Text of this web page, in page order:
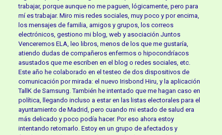
trabajar, porque aunque no me paguen, lógicamente, pero para
mí es trabajar. Miro mis redes sociales, muy poco y por encima,
los mensajes de familia, amigos y grupos, los correos
electrónicos, gestiono mi blog, web y asociación Juntos
Venceremos ELA, leo libros, menos de los que me gustaría,
atiendo dudas de compañeros enfermos o hipocondríacos
asustados que me escriben en el blog o redes sociales, etc.
Este año he colaborado en el testeo de dos dispositivos de
comunicación por mirada: el nuevo Irisbond Hiru, y la aplicación
TallK de Samsung. También he intentado que me hagan caso en
política, llegando incluso a estar en las listas electorales para el
ayuntamiento de Madrid, pero cuando mi estado de salud era
más delicado y poco podía hacer. Por eso ahora estoy
intentando retomarlo. Estoy en un grupo de afectados y